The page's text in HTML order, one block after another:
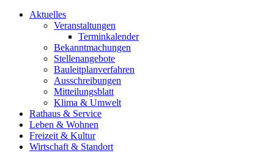
Aktuelles
Veranstaltungen
Terminkalender
Bekanntmachungen
Stellenangebote
Bauleitplanverfahren
Ausschreibungen
Mitteilungsblatt
Klima & Umwelt
Rathaus & Service
Leben & Wohnen
Freizeit & Kultur
Wirtschaft & Standort